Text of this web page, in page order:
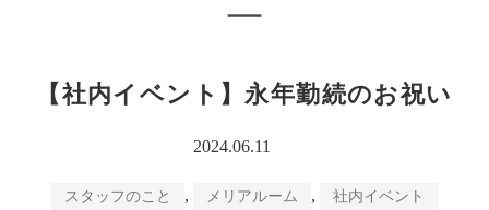
【社内イベント】永年勤続のお祝い
2024.06.11
スタッフのこと , メリアルーム , 社内イベント